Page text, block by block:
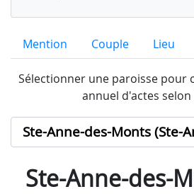
Mention Couple Lieu
Sélectionner une paroisse pour
annuel d'actes selon
Ste-Anne-des-